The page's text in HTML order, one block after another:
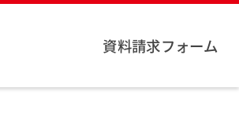
資料請求フォーム